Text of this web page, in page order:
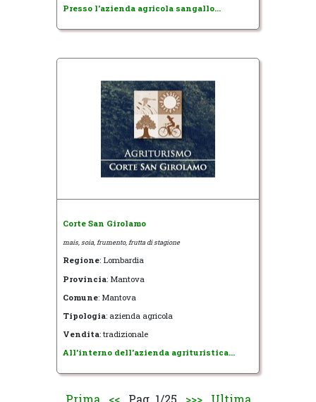
Presso l'azienda agricola sangallo...
Corte San Girolamo
mais, soia, frumento, frutta di stagione
Regione: Lombardia
Provincia: Mantova
Comune: Mantova
Tipologia: azienda agricola
Vendita: tradizionale
All'interno dell'azienda agrituristica...
Prima << Pag. 1/25 >>> Ultima